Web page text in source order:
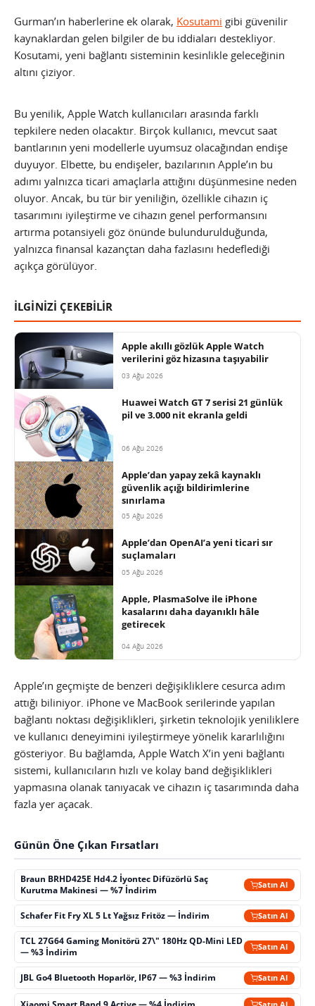
Gurman’ın haberlerine ek olarak, Kosutami gibi güvenilir
kaynaklardan gelen bilgiler de bu iddiaları destekliyor.
Kosutami, yeni bağlantı sisteminin kesinlikle geleceğinin
altını çiziyor.
Bu yenilik, Apple Watch kullanıcıları arasında farklı
tepkilere neden olacaktır. Birçok kullanıcı, mevcut saat
bantlarının yeni modellerle uyumsuz olacağından endişe
duyuyor. Elbette, bu endişeler, bazılarının Apple’ın bu
adımı yalnızca ticari amaçlarla attığını düşünmesine neden
oluyor. Ancak, bu tür bir yeniliğin, özellikle cihazın iç
tasarımını iyileştirme ve cihazın genel performansını
artırma potansiyeli göz önünde bulundurulduğunda,
yalnızca finansal kazançtan daha fazlasını hedeflediği
açıkça görülüyor.
İLGİNİZİ ÇEKEBİLİR
Apple akıllı gözlük Apple Watch
verilerini göz hizasına taşıyabilir
03 Ağu 2026
Huawei Watch GT 7 serisi 21 günlük
pil ve 3.000 nit ekranla geldi
06 Ağu 2026
Apple’dan yapay zekâ kaynaklı
güvenlik açığı bildirimlerine
sınırlama
05 Ağu 2026
Apple’dan OpenAI’a yeni ticari sır
suçlamaları
05 Ağu 2026
Apple, PlasmaSolve ile iPhone
kasalarını daha dayanıklı hâle
getirecek
04 Ağu 2026
Apple’ın geçmişte de benzeri değişikliklere cesurca adım
attığı biliniyor. iPhone ve MacBook serilerinde yapılan
bağlantı noktası değişiklikleri, şirketin teknolojik yeniliklere
ve kullanıcı deneyimini iyileştirmeye yönelik kararlılığını
gösteriyor. Bu bağlamda, Apple Watch X’in yeni bağlantı
sistemi, kullanıcıların hızlı ve kolay band değişiklikleri
yapmasına olanak tanıyacak ve cihazın iç tasarımında daha
fazla yer açacak.
Günün Öne Çıkan Fırsatları
Braun BRHD425E Hd4.2 İyontec Difüzörlü Saç
Kurutma Makinesi — %7 İndirim
Satın Al
Schafer Fit Fry XL 5 Lt Yağsız Fritöz — İndirim Satın Al
TCL 27G64 Gaming Monitörü 27\" 180Hz QD-Mini LED
— %3 İndirim
Satın Al
JBL Go4 Bluetooth Hoparlör, IP67 — %3 İndirim Satın Al